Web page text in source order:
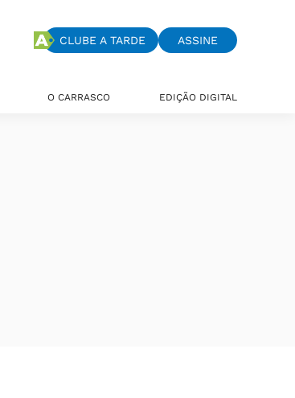
CLUBE A TARDE ASSINE
O CARRASCO EDIÇÃO DIGITAL